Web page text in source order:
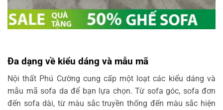
Đa dạng về kiểu dáng và mẫu mã
Nội thất Phú Cường cung cấp một loạt các kiểu dáng và
mẫu mã sofa da để bạn lựa chọn. Từ sofa góc, sofa đơn
đến sofa dài, từ màu sắc truyền thống đến màu sắc hiện